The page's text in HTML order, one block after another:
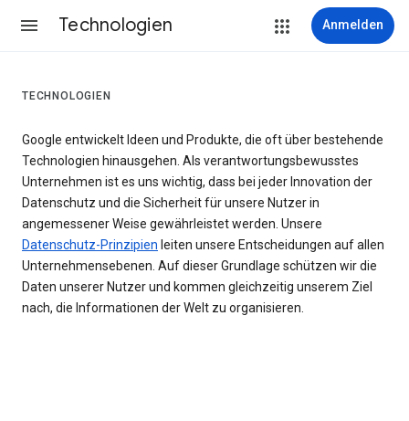
Technologien Anmelden
TECHNOLOGIEN
Google entwickelt Ideen und Produkte, die oft über bestehende
Technologien hinausgehen. Als verantwortungsbewusstes
Unternehmen ist es uns wichtig, dass bei jeder Innovation der
Datenschutz und die Sicherheit für unsere Nutzer in
angemessener Weise gewährleistet werden. Unsere
Datenschutz-Prinzipien leiten unsere Entscheidungen auf allen
Unternehmensebenen. Auf dieser Grundlage schützen wir die
Daten unserer Nutzer und kommen gleichzeitig unserem Ziel
nach, die Informationen der Welt zu organisieren.